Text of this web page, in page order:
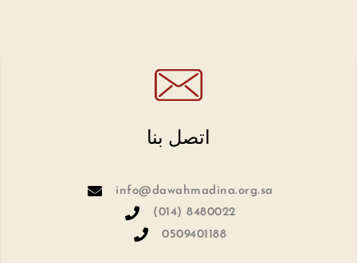
اتصل بنا
info@dawahmadina.org.sa
(014) 8480022
0509401188